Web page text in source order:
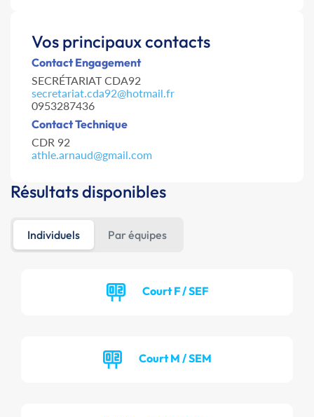
Vos principaux contacts
Contact Engagement
SECRÉTARIAT CDA92
secretariat.cda92@hotmail.fr
0953287436
Contact Technique
CDR 92
athle.arnaud@gmail.com
Résultats disponibles
Individuels Par équipes
Court F / SEF
Court M / SEM